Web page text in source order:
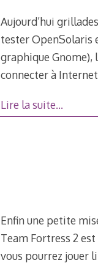
Aujourd’hui
tester OpenSolaris
graphique Gnome),
connecter à
Lire la suite…
Enfin une petite
Team Fortress 2
vous pourrez jouer